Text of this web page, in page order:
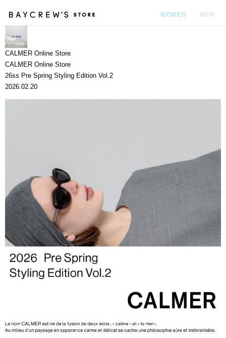
WOMEN MEN
CALMER Online Store
CALMER Online Store
26ss Pre Spring Styling Edition Vol.2
2026.02.20